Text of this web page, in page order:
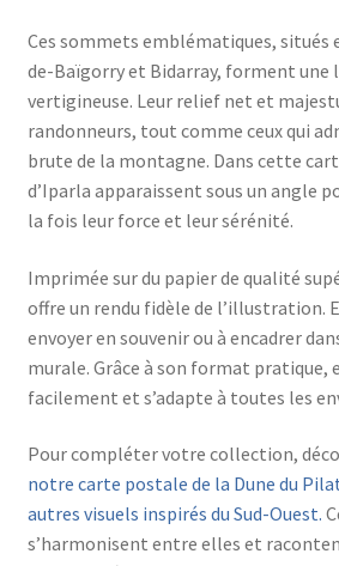
Ces sommets emblématiques,
de-Baïgorry et Bidarray, forment une
vertigineuse. Leur relief net et
randonneurs, tout comme ceux qui
brute de la montagne. Dans cette
d’Iparla apparaissent sous un angle
la fois leur force et leur sérénité.
Imprimée sur du papier de qualité
offre un rendu fidèle de l’illustration.
envoyer en souvenir ou à encadrer
murale. Grâce à son format pratique,
facilement et s’adapte à toutes les
Pour compléter votre collection,
notre carte postale de la Dune du
autres visuels inspirés du Sud-Ouest.
s’harmonisent entre elles et